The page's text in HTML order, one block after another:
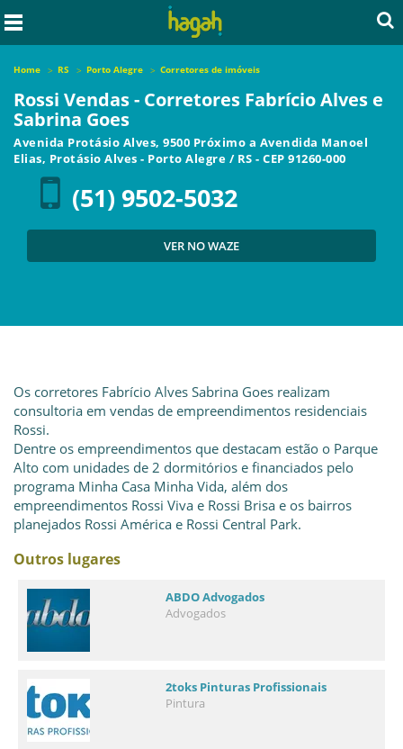
Home RS Porto Alegre Corretores de imóveis
Rossi Vendas - Corretores Fabrício Alves e
Sabrina Goes
Avenida Protásio Alves, 9500 Próximo a Avendida Manoel
Elias, Protásio Alves - Porto Alegre / RS - CEP 91260-000
(51) 9502-5032
VER NO WAZE
Os corretores Fabrício Alves Sabrina Goes realizam
consultoria em vendas de empreendimentos residenciais
Rossi.
Dentre os empreendimentos que destacam estão o Parque
Alto com unidades de 2 dormitórios e financiados pelo
programa Minha Casa Minha Vida, além dos
empreendimentos Rossi Viva e Rossi Brisa e os bairros
planejados Rossi América e Rossi Central Park.
Outros lugares
ABDO Advogados
Advogados
2toks Pinturas Profissionais
Pintura